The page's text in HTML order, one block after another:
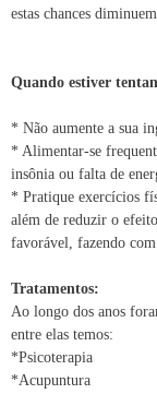
estas chances
Quando estiver
* Não aumente a sua
* Alimentar-se
insônia ou falta de
* Pratique exercícios
além de reduzir o
favorável, fazendo
Tratamentos:
Ao longo dos anos
entre elas temos:
*Psicoterapia
*Acupuntura